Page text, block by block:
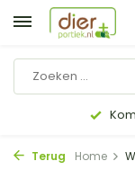
Terug Home